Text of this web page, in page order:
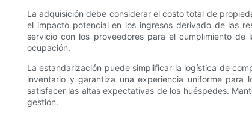
La adquisición debe considerar el costo total de
el impacto potencial en los ingresos derivado de las
servicio con los proveedores para el cumplimiento
ocupación.
La estandarización puede simplificar la logística de
inventario y garantiza una experiencia uniforme para
satisfacer las altas expectativas de los huéspedes.
gestión.